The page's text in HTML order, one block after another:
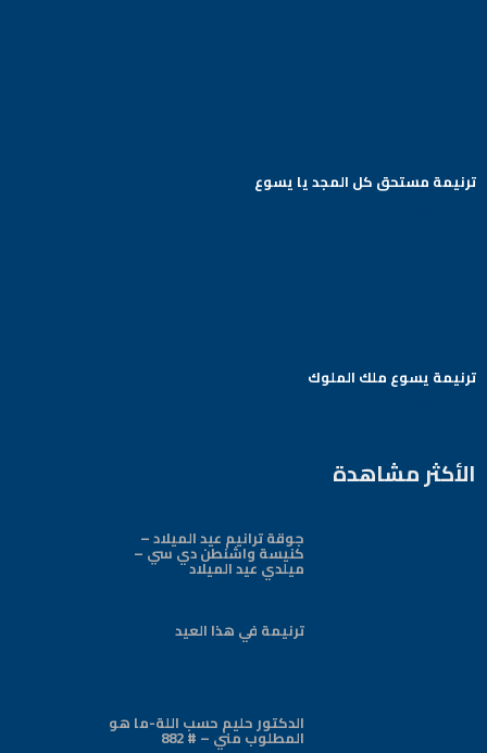
ترنيمة مستحق كل المجد يا يسوع
ترنيمة يسوع ملك الملوك
الأكثر مشاهدة
جوقة ترانيم عيد الميلاد –
كنيسة واشنطن دي سي –
ميلدي عيد الميلاد
ترنيمة في هذا العيد
الدكتور حليم حسب اللة-ما هو
المطلوب مني – # 882